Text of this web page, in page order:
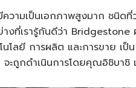
วามเป็นเอกภาพสูงมาก ชนิดที่
งที่เรารู้กันดีว่า
โนโลยี การผลิต และการขาย
ะถูกดำเนินการโดยคุณอิชิบา